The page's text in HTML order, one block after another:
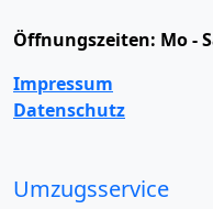
Öffnungszeiten: Mo -
Impressum
Datenschutz
Umzugsservice